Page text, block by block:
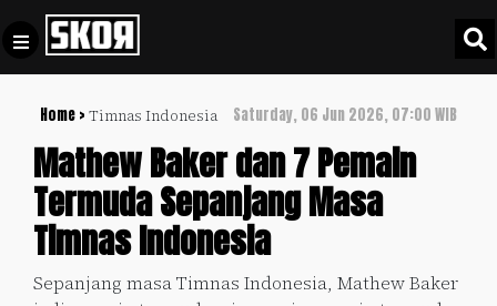
Home > Timnas Indonesia Saturday, 06 Jun 2026, 07:00 WIB
Mathew Baker dan 7 Pemain
Termuda Sepanjang Masa
Timnas Indonesia
Sepanjang masa Timnas Indonesia, Mathew Baker
Football +
Culture +
Update
+
Policy
Pedoman
Pemberitaan
Media
Siber